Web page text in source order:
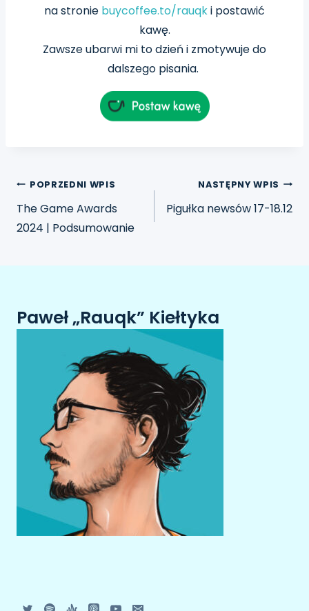
nastronie buycoffee.to/rauqki postawić
kawę.
Zawsze ubarwi mi to dzień i zmotywuje do
dalszego pisania.
POPRZEDNI WPIS
The Game Awards
2024 | Podsumowanie
NASTĘPNY WPIS
Pigułka newsów 17-18.12
Paweł „Rauqk” Kiełtyka